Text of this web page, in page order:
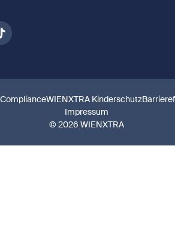
© 2026 WIENXTRA
ComplianceWIENXTRA Kinderschutz
Impressum